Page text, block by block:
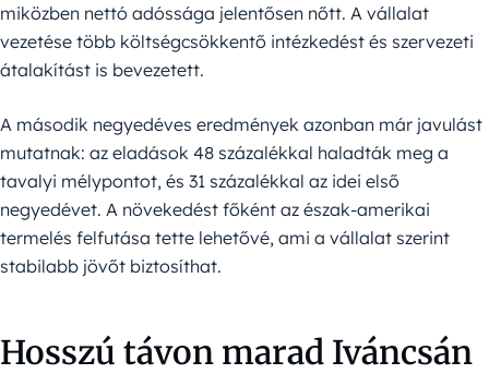
miközben nettó adóssága jelentősen nőtt. A vállalat
vezetése több költségcsökkentő intézkedést és szervezeti
átalakítást is bevezetett.
A második negyedéves eredmények azonban már javulást
mutatnak: az eladások 48 százalékkal haladták meg a
tavalyi mélypontot, és 31 százalékkal az idei első
negyedévet. A növekedést főként az észak-amerikai
termelés felfutása tette lehetővé, ami a vállalat szerint
stabilabb jövőt biztosíthat.
Hosszú távon marad Iváncsán